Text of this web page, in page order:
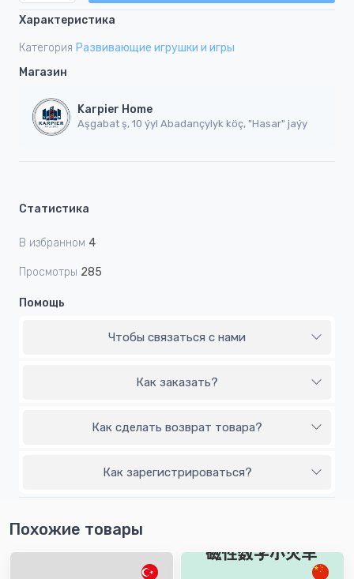
Характеристика
Категория Развивающие игрушки и игры
Магазин
Karpier Home
Aşgabat ş, 10 ýyl Abadançylyk köç, "Hasar" jaýy
Статистика
В избранном 4
Просмотры 285
Помощь
Чтобы связаться с нами
Как заказать?
Как сделать возврат товара?
Как зарегистрироваться?
Похожие товары